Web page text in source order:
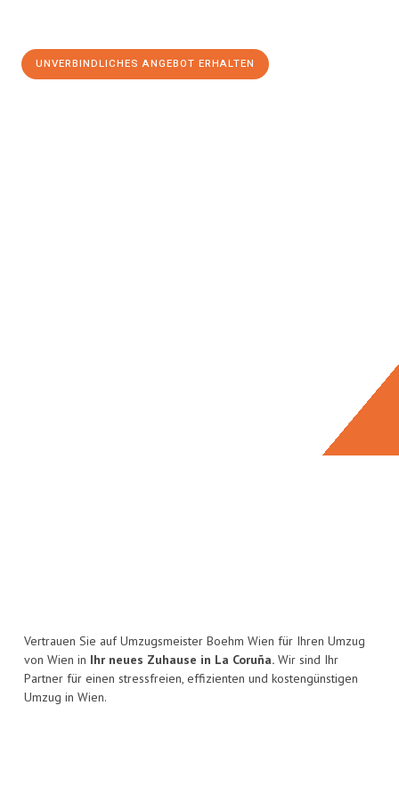
UNVERBINDLICHES ANGEBOT ERHALTEN
Vertrauen Sie auf Umzugsmeister Boehm Wien für Ihren Umzug
von Wien in Ihr neues Zuhause in La Coruña. Wir sind Ihr
Partner für einen stressfreien, effizienten und kostengünstigen
Umzug in Wien.